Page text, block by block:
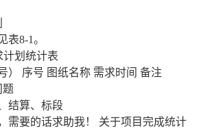
表8-1。
计划统计表
） 序号 图纸名称 需求时间 备注
题
结算、标段
需要的话求助我！ 关于项目完成统计